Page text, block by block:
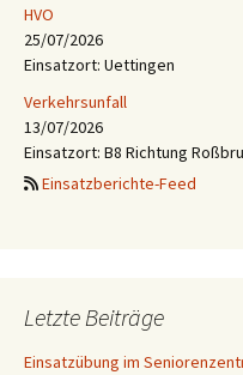
HVO
25/07/2026
Einsatzort: Uettingen
Verkehrsunfall
13/07/2026
Einsatzort: B8 Richtung
Einsatzberichte-Feed
Letzte Beiträge
Einsatzübung im